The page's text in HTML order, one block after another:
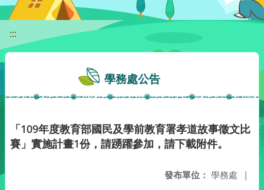
:::
學務處公告
「109年度教育部國民及學前教育署孝道故事徵文比
賽」實施計畫1份，請踴躍參加，請下載附件。
發布單位： 學務處 |